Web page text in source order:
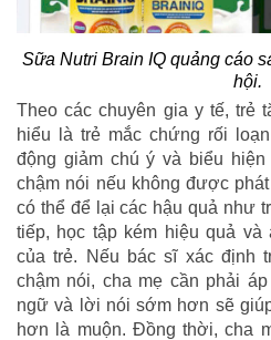
Sữa Nutri Brain IQ quảng cáo
hội.
Theo các chuyên gia y tế, trẻ
hiểu là trẻ mắc chứng rối
động giảm chú ý và biểu hiện
chậm nói nếu không được
có thể để lại các hậu quả như
tiếp, học tập kém hiệu quả
của trẻ. Nếu bác sĩ xác định
chậm nói, cha mẹ cần phải
ngữ và lời nói sớm hơn sẽ
hơn là muộn. Đồng thời, cha